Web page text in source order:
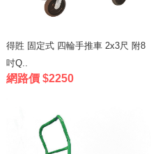
得貹 固定式 四輪手推車 2x3尺 附8
吋Q..
網路價 $2250